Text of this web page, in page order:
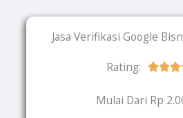
Jasa Verifikasi Google
Rating:

Mulai Dari Rp